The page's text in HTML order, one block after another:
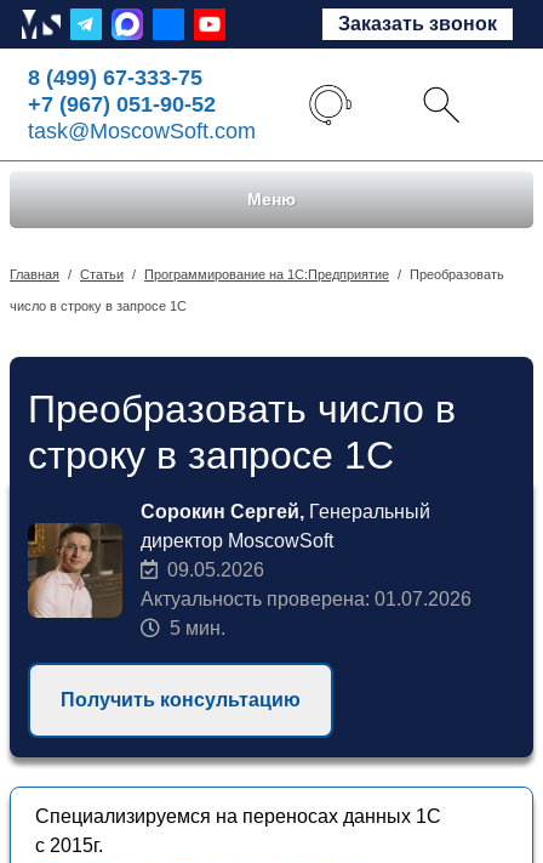
Заказать звонок
8 (499) 67-333-75
+7 (967) 051-90-52
task@MoscowSoft.com
Меню
Главная / Статьи / Программирование на 1С:Предприятие / Преобразовать
число в строку в запросе 1С
Преобразовать число в
строку в запросе 1С
Сорокин Сергей, Генеральный
директор MoscowSoft
09.05.2026
Актуальность проверена: 01.07.2026
5 мин.
Получить консультацию
Специализируемся на переносах данных 1С
с 2015г.